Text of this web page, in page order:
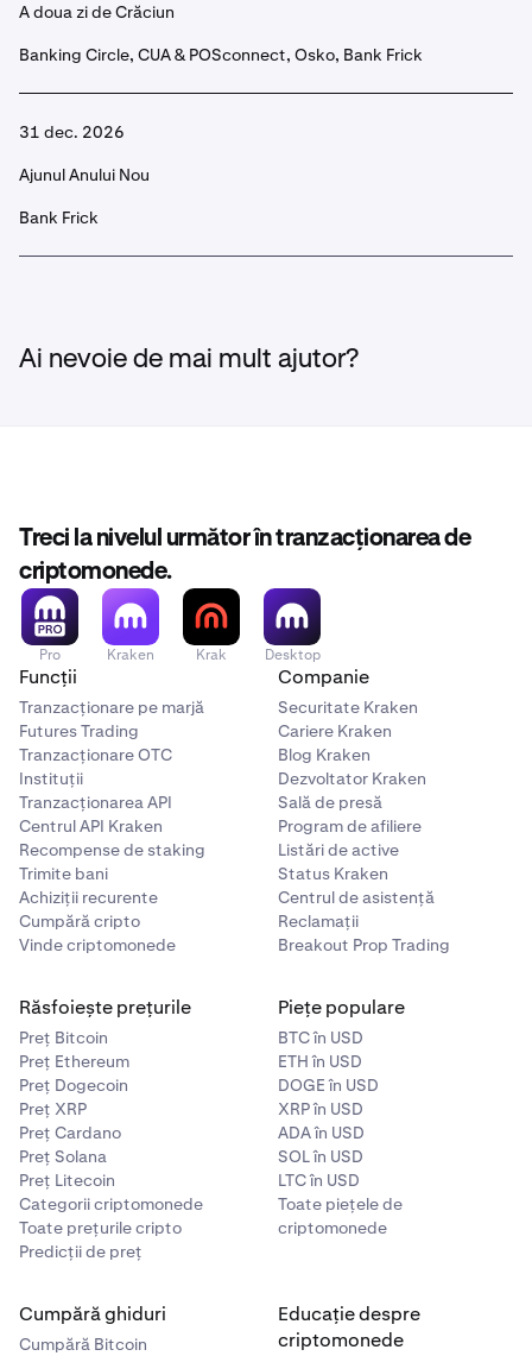
A doua zi de Crăciun
Banking Circle, CUA & POSconnect, Osko, Bank Frick
31 dec. 2026
Ajunul Anului Nou
Bank Frick
Ai nevoie de mai mult ajutor?
Treci la nivelul următor în tranzacționarea de
criptomonede.
Pro Kraken Krak Desktop
Funcții
Tranzacționare pe marjă
Futures Trading
Tranzacționare OTC
Instituții
Tranzacționarea API
Centrul API Kraken
Recompense de staking
Trimite bani
Achiziții recurente
Cumpără cripto
Vinde criptomonede
Companie
Securitate Kraken
Cariere Kraken
Blog Kraken
Dezvoltator Kraken
Sală de presă
Program de afiliere
Listări de active
Status Kraken
Centrul de asistență
Reclamații
Breakout Prop Trading
Răsfoiește prețurile
Preț Bitcoin
Preț Ethereum
Preț Dogecoin
Preț XRP
Preț Cardano
Preț Solana
Preț Litecoin
Categorii criptomonede
Toate prețurile cripto
Predicții de preț
Piețe populare
BTC în USD
ETH în USD
DOGE în USD
XRP în USD
ADA în USD
SOL în USD
LTC în USD
Toate piețele de
criptomonede
Cumpără ghiduri
Cumpără Bitcoin
Educație despre
criptomonede